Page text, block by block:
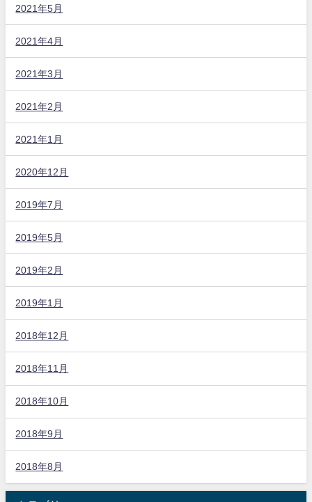
2021年5月
2021年4月
2021年3月
2021年2月
2021年1月
2020年12月
2019年7月
2019年5月
2019年2月
2019年1月
2018年12月
2018年11月
2018年10月
2018年9月
2018年8月